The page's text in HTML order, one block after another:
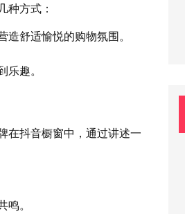
种方式：
舒适愉悦的购物氛围。
趣。
在抖音橱窗中，通过讲述一
。